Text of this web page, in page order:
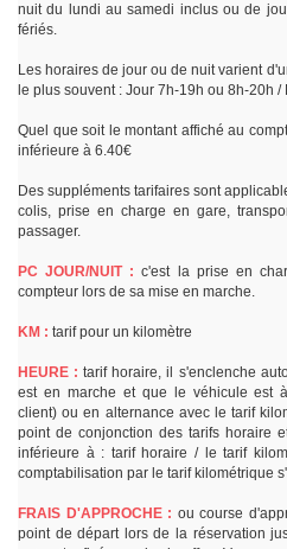
nuit du lundi au samedi inclus ou de
fériés.
Les horaires de jour ou de nuit varient
le plus souvent : Jour 7h-19h ou 8h-20h
Quel que soit le montant affiché au
inférieure à 6.40€
Des suppléments tarifaires sont
colis, prise en charge en gare,
passager.
PC JOUR/NUIT : c'est la prise en
compteur lors de sa mise en marche.
KM : tarif pour un kilomètre
HEURE : tarif horaire, il s'enclenche
est en marche et que le véhicule est
client) ou en alternance avec le tarif
point de conjonction des tarifs horaire
inférieure à : tarif horaire / le tarif
comptabilisation par le tarif kilométrique
FRAIS D'APPROCHE : ou course
point de départ lors de la réservation